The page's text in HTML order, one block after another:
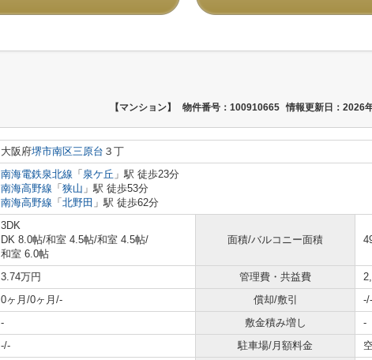
【マンション】 物件番号：100910665 情報更新日：2026
大阪府堺市南区三原台 ３丁
南海電鉄泉北線 「 泉ケ丘 」駅 徒歩23分
南海高野線 「 狭山 」駅 徒歩53分
南海高野線 「 北野田 」駅 徒歩62分
3DK
DK 8.0帖/和室 4.5帖/和室 4.5帖/
和室 6.0帖
面積/バルコニー面積
3.74万円 管理費・共益費
0ヶ月/0ヶ月/- 償却/敷引
-/-
- 敷金積み増し
-
-/- 駐車場/月額料金